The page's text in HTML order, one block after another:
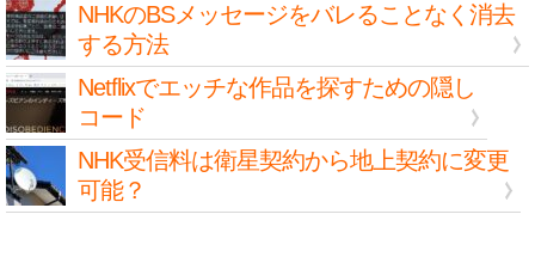
NHKのBSメッセージをバレることなく消去
する方法
Netflixでエッチな作品を探すための隠し
コード
NHK受信料は衛星契約から地上契約に変更
可能？